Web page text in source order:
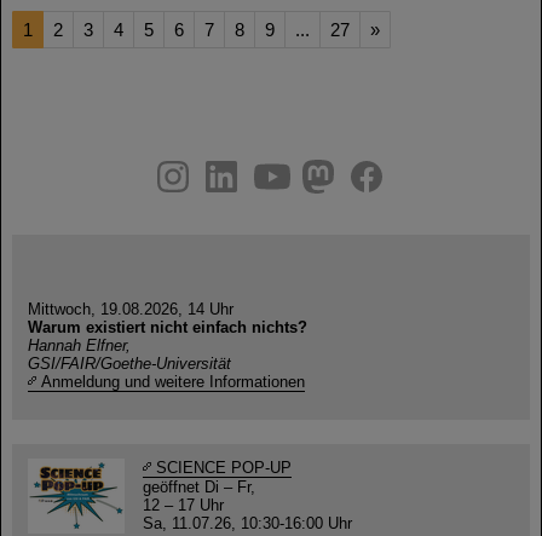
1 2 3 4 5 6 7 8 9 ... 27 »
youtube
helmholtz.social
facebook
Mittwoch, 19.08.2026, 14 Uhr
Warum existiert nicht einfach nichts?
Hannah Elfner,
GSI/FAIR/Goethe-Universität
Anmeldung und weitere Informationen
SCIENCE POP-UP
geöffnet Di – Fr,
12 – 17 Uhr
Sa, 11.07.26, 10:30-16:00 Uhr